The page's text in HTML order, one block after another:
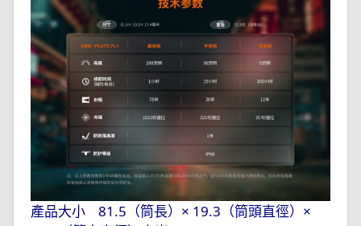
產品大小 81.5 （筒長）× 19.3 （筒頭直徑）×